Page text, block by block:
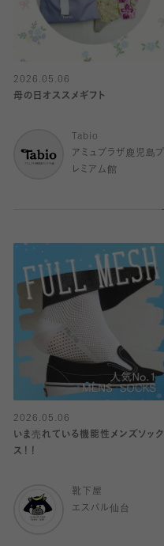
2026.05.06
母の日オススメギフト
Tabio
アミュプラザ鹿児島プ
レミアム館
2026.05.06
いま売れている機能性メンズソック
ス！！
靴下屋
エスパル仙台